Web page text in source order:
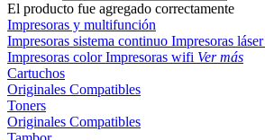
El producto fue agregado correctamente
Impresoras y multifunción
Impresoras sistema continuo Impresoras láser
Impresoras colorImpresoras wifi Ver más
Cartuchos
Originales Compatibles
Toners
Originales Compatibles